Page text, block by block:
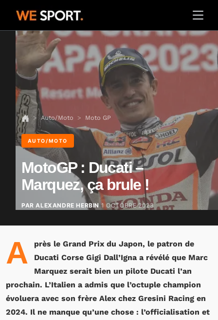
Auto/Moto Moto GP
AUTO/MOTO
MotoGP : Ducati –
Marquez, ça brule !
PAR ALEXANDRE HERBIN 1 OCTOBRE 2023
A
près le Grand Prix du Japon, le patron de
Ducati Corse Gigi Dall’Igna a révélé que Marc
Marquez serait bien un pilote Ducati l’an
prochain. L’Italien a admis que l’octuple champion
évoluera avec son frère Alex chez Gresini Racing en
2024. Il ne manque qu’une chose : l’officialisation et